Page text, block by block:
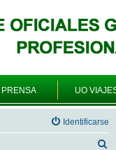
PRENSA UO
Identificarse